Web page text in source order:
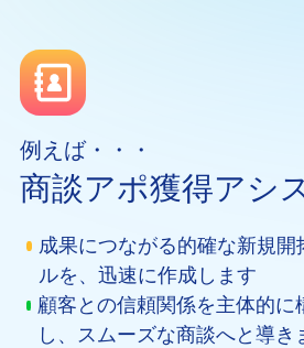
例えば・・・
商談アポ獲得アシ
成果につながる的確な新規開
ルを、迅速に作成します
顧客との信頼関係を主体的に
し、スムーズな商談へと導き